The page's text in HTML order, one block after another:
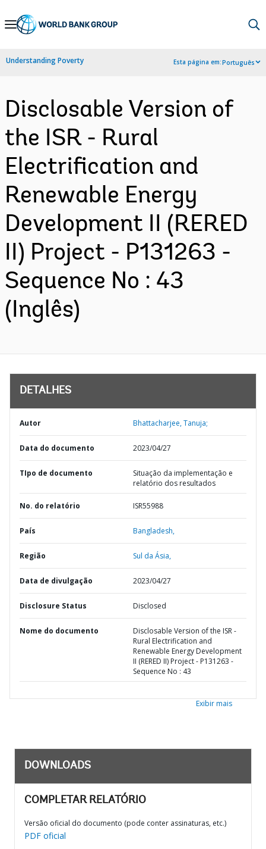
Skip
Navigation
Understanding Poverty Esta página em:Português
Disclosable Version of
the ISR - Rural
Electrification and
Renewable Energy
Development II (RERED
II) Project - P131263 -
Sequence No : 43
(Inglês)
DETALHES
Autor Bhattacharjee, Tanuja;
Data do documento 2023/04/27
TIpo de documento
Situação da implementação e
relatório dos resultados
No. do relatório ISR55988
País Bangladesh,
Região Sul da Ásia,
Data de divulgação 2023/04/27
Disclosure Status Disclosed
Nome do documento
Disclosable Version of the ISR -
Rural Electrification and
Renewable Energy Development
II (RERED II) Project - P131263 -
Sequence No : 43
Exibir mais
DOWNLOADS
COMPLETAR RELATÓRIO
Versão oficial do documento (pode conter assinaturas, etc.)
PDF oficial